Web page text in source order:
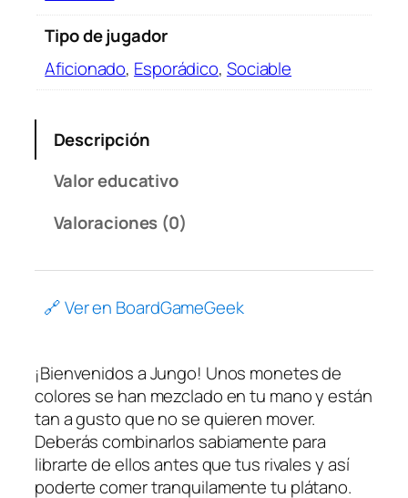
Tipo de jugador
Aficionado, Esporádico, Sociable
Descripción
Valor educativo
Valoraciones (0)
🔗 Ver en BoardGameGeek
¡Bienvenidos a Jungo! Unos monetes de
colores se han mezclado en tu mano y están
tan a gusto que no se quieren mover.
Deberás combinarlos sabiamente para
librarte de ellos antes que tus rivales y así
poderte comer tranquilamente tu plátano.